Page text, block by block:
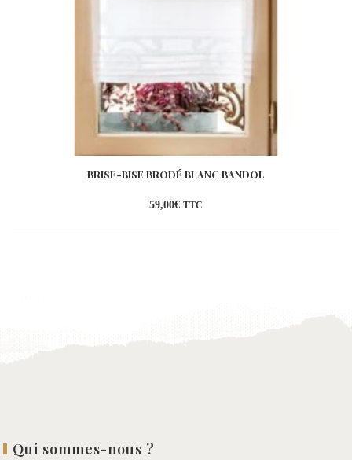
BRISE-BISE BRODÉ BLANC BANDOL
59,00€ TTC
Qui sommes-nous ?